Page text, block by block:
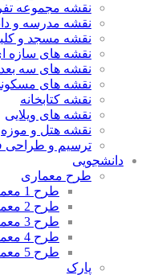
نقشه مجموعه
نقشه مدرسه و
نقشه مسجد و
نقشه های سازه
نقشه های سه
نقشه های
نقشه کتابخانه
نقشه های ویلایی
نقشه هتل و موزه
ترسیم و طراحی
دانشجویی
طرح معماری
طرح 1 معماری
طرح 2 معماری
طرح 3 معماری
طرح 4 معماری
طرح 5 معماری
پارک